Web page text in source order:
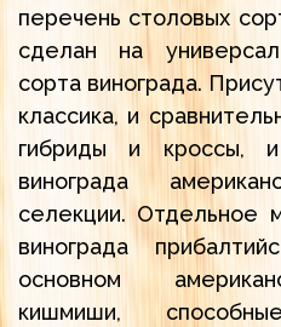
перечень столовых
сделан на
сорта винограда.
классика, и
гибриды и кроссы,
винограда
селекции. Отдельное
винограда
основном
кишмиши,